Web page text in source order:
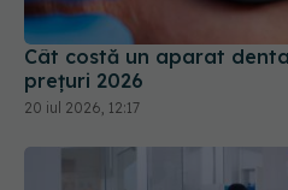
Cât costă un aparat
prețuri 2026
20 iul 2026, 12:17